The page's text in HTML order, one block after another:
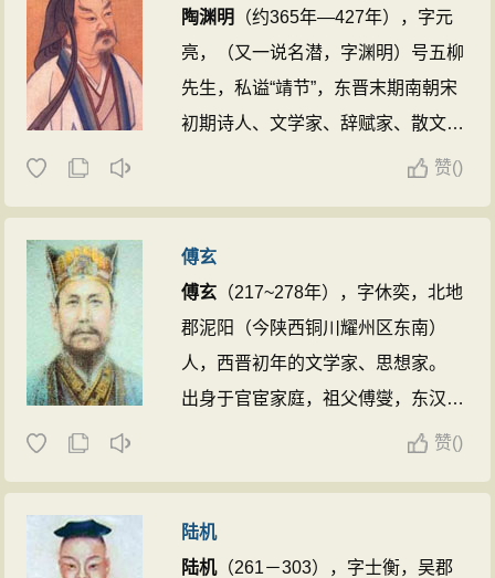
王弊政，颇受司马晏礼遇，先后曾任
尚书郎、侍御史，太子中舍人、中书
侍郎、清河内史等职。陆机死于“八
王之乱”而被夷三族后，陆云也为之
牵连入狱。尽管许多人上疏司马颖请
陶渊明
（约365年—427年），字元
亮，（又一说名潜，字渊明）号五柳
先生，私谥“靖节”，东晋末期南朝宋
初期诗人、文学家、辞赋家、散文
家。汉族，东晋浔阳柴桑人（今江西
的主要题材，相关作品有《饮酒》、
《归园田居》、《桃花源记》、《五
柳先生传》、《归去来兮辞》等。 ...
赞()
傅玄
傅玄 （217~278年），字休奕，北地
郡泥阳（今陕西铜川耀州区东南）
人，西晋初年的文学家、思想家。
出身于官宦家庭，祖父傅燮，东汉汉
阳太守。父亲傅干，魏扶风太守。 ...
赞()
陆机
陆机（261－303），字士衡，吴郡